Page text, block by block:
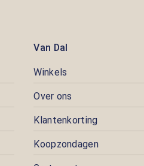
Van Dal
Winkels
Over ons
Klantenkorting
Koopzondagen